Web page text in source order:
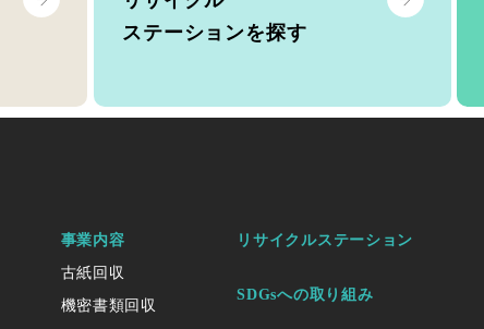
ステーションを探す
事業内容
古紙回収
機密書類回収
リサイクルステーション
SDGsへの取り組み